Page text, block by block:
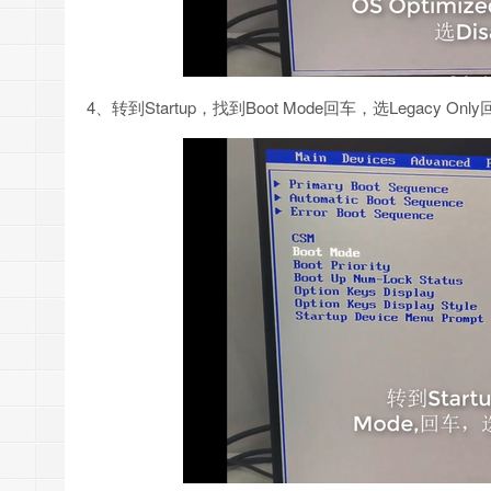
4、转到Startup，找到Boot Mode回车，选Legacy Only